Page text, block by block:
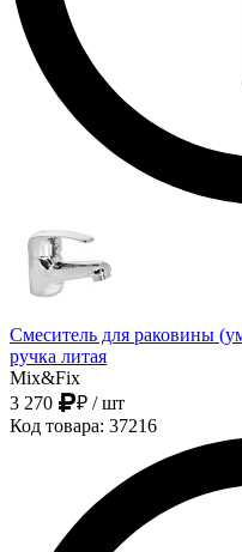
Смеситель для раковины
ручка литая
Mix&Fix
3 270
₽ / шт
Код товара: 37216